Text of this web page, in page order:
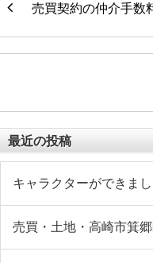
売買契約の仲介手数
最近の投稿
キャラクターができま
売買・土地・高崎市箕